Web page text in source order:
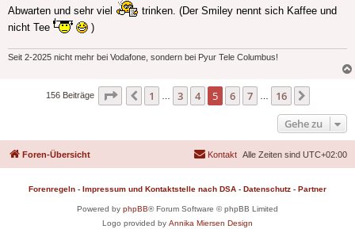
Abwarten und sehr viel
trinken. (Der Smiley nennt sich Kaffee und
nicht Tee
)
Seit 2-2025 nicht mehr bei Vodafone, sondern bei Pyur Tele Columbus!
156 Beiträge Seite von 16
Vorherige
1 3 4 5 6 7 16
Gehe zu
Foren-Übersicht Alle Zeiten sind UTC+02:00
Kontakt
Forenregeln - Impressum und Kontaktstelle nach DSA - Datenschutz - Partner
Powered by phpBB® Forum Software © phpBB Limited
Logo provided by Annika Miersen Design